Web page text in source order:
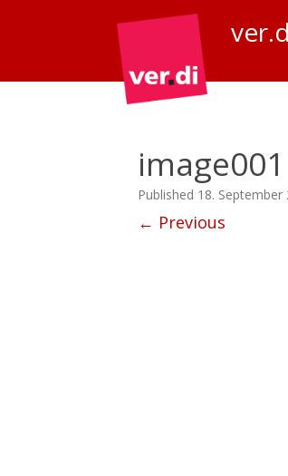
image001
Published 18. September
← Previous